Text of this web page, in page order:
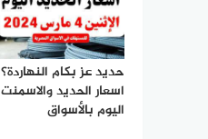
حديد عز بكام النهاردة؟
اسعار الحديد والاسمنت
اليوم بالأسواق